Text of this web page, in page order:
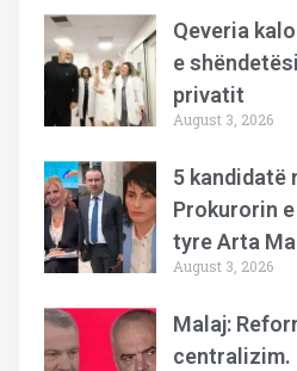
Qeveria
e
privatit
August 3, 2026
5 kandidatë
Prokurorin
tyre Arta
August 3, 2026
Malaj:
centralizim.